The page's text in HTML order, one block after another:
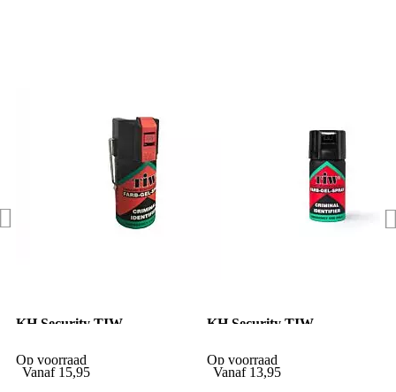
KH Security TIW
Op voorraad
Vanaf 15,95
KH Security TIW
zonder clip 40ml
Op voorraad
Vanaf 13,95